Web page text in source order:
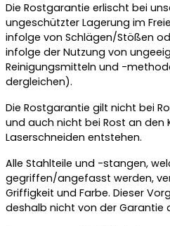
Die Rostgarantie erlischt bei
ungeschützter Lagerung im
infolge von Schlägen/Stößen
infolge der Nutzung von
Reinigungsmitteln und -
dergleichen).
Die Rostgarantie gilt nicht bei
und auch nicht bei Rost an den
Laserschneiden entstehen.
Alle Stahlteile und -stangen,
gegriffen/angefasst werden,
Griffigkeit und Farbe. Dieser
deshalb nicht von der Garantie